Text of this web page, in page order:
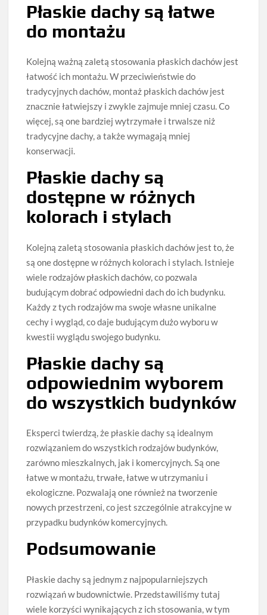
Płaskie dachy są łatwe
do montażu
Kolejną ważną zaletą stosowania płaskich dachów jest
łatwość ich montażu. W przeciwieństwie do
tradycyjnych dachów, montaż płaskich dachów jest
znacznie łatwiejszy i zwykle zajmuje mniej czasu. Co
więcej, są one bardziej wytrzymałe i trwalsze niż
tradycyjne dachy, a także wymagają mniej
konserwacji.
Płaskie dachy są
dostępne w różnych
kolorach i stylach
Kolejną zaletą stosowania płaskich dachów jest to, że
są one dostępne w różnych kolorach i stylach. Istnieje
wiele rodzajów płaskich dachów, co pozwala
budującym dobrać odpowiedni dach do ich budynku.
Każdy z tych rodzajów ma swoje własne unikalne
cechy i wygląd, co daje budującym dużo wyboru w
kwestii wyglądu swojego budynku.
Płaskie dachy są
odpowiednim wyborem
do wszystkich budynków
Eksperci twierdzą, że płaskie dachy są idealnym
rozwiązaniem do wszystkich rodzajów budynków,
zarówno mieszkalnych, jak i komercyjnych. Są one
łatwe w montażu, trwałe, łatwe w utrzymaniu i
ekologiczne. Pozwalają one również na tworzenie
nowych przestrzeni, co jest szczególnie atrakcyjne w
przypadku budynków komercyjnych.
Podsumowanie
Płaskie dachy są jednym z najpopularniejszych
rozwiązań w budownictwie. Przedstawiliśmy tutaj
wiele korzyści wynikających z ich stosowania, w tym